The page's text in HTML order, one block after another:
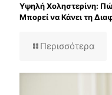
Υψηλή Χοληστερίνη:
Μπορεί να Κάνει τη
Περισσότερα